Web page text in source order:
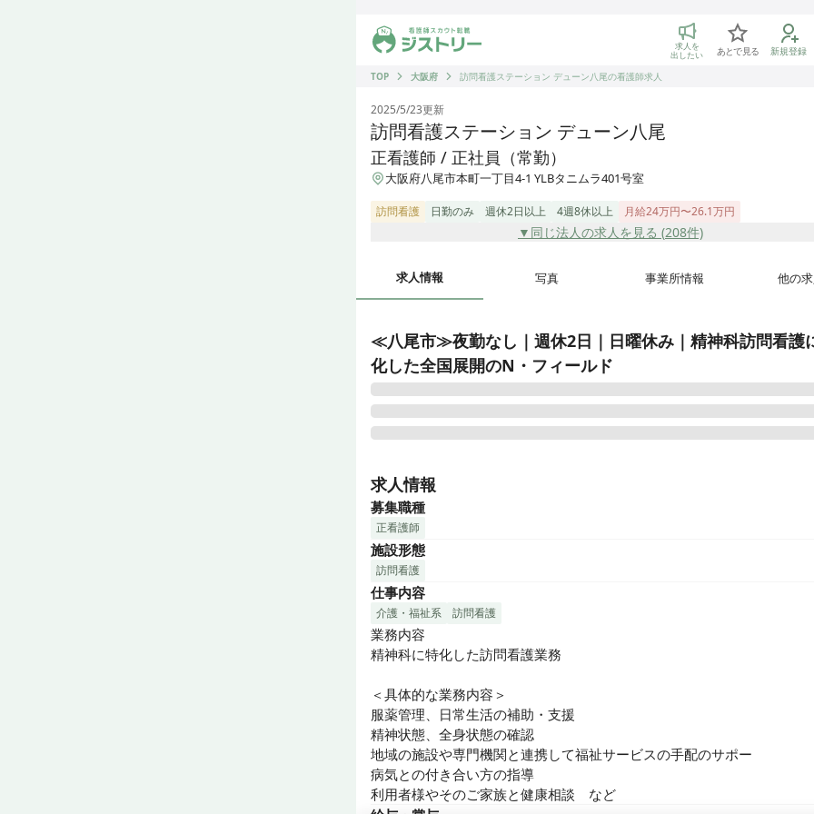
ジストリー 看護師の転職マッチング
求人を
出したい あとで見る 新規登録
TOP
大阪府 訪問看護ステーション デューン八尾の看護師求人
2025/5/23更新
訪問看護ステーション デューン八尾
正看護師 / 正社員（常勤）
大阪府八尾市本町一丁目4-1 YLBタニムラ401号室
訪問看護 日勤のみ 週休2日以上 4週8休以上 月給24万円〜26.1万円
▼同じ法人の求人を見る (208件)
求人情報 写真 事業所情報 他の求
≪八尾市≫夜勤なし｜週休2日｜日曜休み｜精神科訪問看護
化した全国展開のN・フィールド
う地域社会を実現する。
その専門的な知識・経験を活かした「在宅医療トータルサポート」が、
の強みです。
ご利用者様が住み慣れた環境のもと、安心・安全・快適な生活を支援し
す。
求人情報
募集職種
正看護師
施設形態
訪問看護
仕事内容
介護・福祉系 訪問看護
業務内容
精神科に特化した訪問看護業務
＜具体的な業務内容＞
服薬管理、日常生活の補助・支援
精神状態、全身状態の確認
地域の施設や専門機関と連携して福祉サービスの手配のサポー
病気との付き合い方の指導
利用者様やそのご家族と健康相談　など